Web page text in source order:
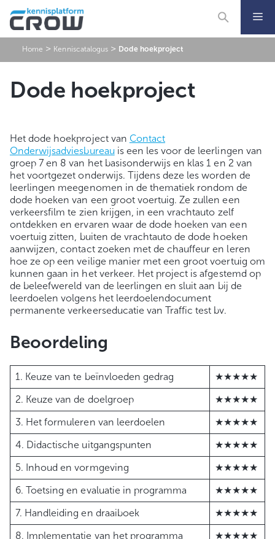
naar
de
Home > Kenniscatalogus > Dode hoekproject
Dode hoekproject
Het dode hoekproject van Contact
Onderwijsadviesbureauis een les voor de leerlingen van
groep 7 en 8 van het basisonderwijs en klas 1 en 2 van
het voortgezet onderwijs. Tijdens deze les worden de
leerlingen meegenomen in de thematiek rondom de
dode hoeken van een groot voertuig. Ze zullen een
verkeersfilm te zien krijgen, in een vrachtauto zelf
ontdekken en ervaren waar de dode hoeken van een
voertuig zitten, buiten de vrachtauto de dode hoeken
aanwijzen, contact zoeken met de chauffeur en leren
hoe ze op een veilige manier met een groot voertuig om
kunnen gaan in het verkeer. Het project is afgestemd op
de beleefwereld van de leerlingen en sluit aan bij de
leerdoelen volgens het leerdoelendocument
permanente verkeerseducatie van Traffic test bv.
Beoordeling
1. Keuze van te beïnvloeden gedrag
★★★★★
2. Keuze van de doelgroep
★★★★★
3. Het formuleren van leerdoelen
★★★★★
4. Didactische uitgangspunten
★★★★★
5. Inhoud en vormgeving
★★★★★
6. Toetsing en evaluatie in programma
★★★★★
7. Handleiding en draaiboek
★★★★★
8. Implementatie van het programma
★★★★★